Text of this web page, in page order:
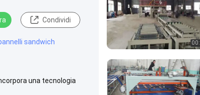
Condividi
sandwich
una tecnologia